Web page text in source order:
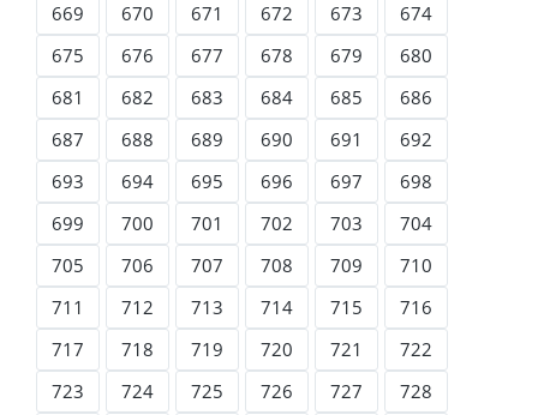
669
670 671 672 673
674
675
676 677 678 679
680
681
682 683 684 685
686
687
688 689 690 691
692
693
694 695 696 697
698
699
700 701 702 703
704
705
706 707 708 709
710
711
712 713 714 715
716
717
718 719 720 721
722
723
724 725 726 727
728